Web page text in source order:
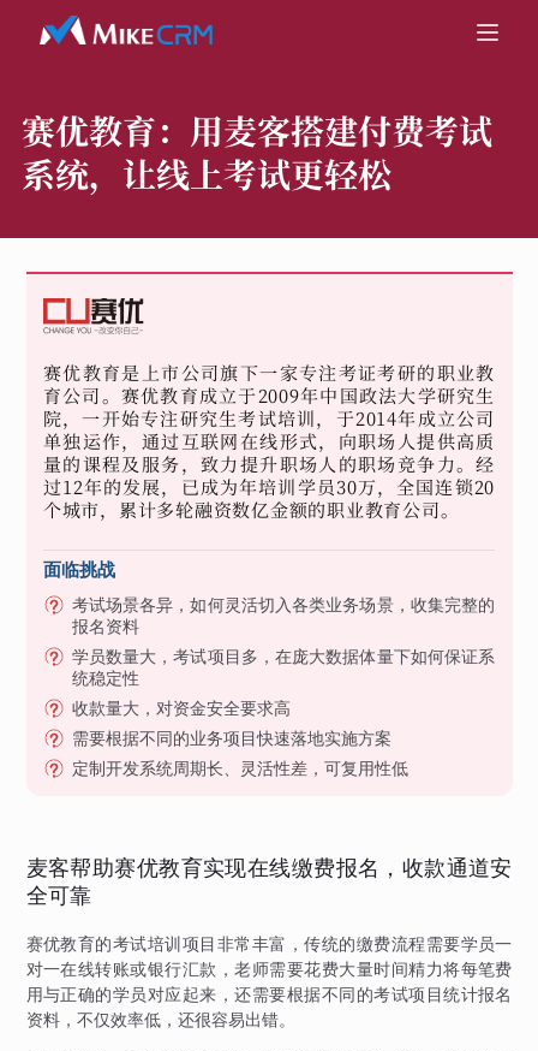
赛优教育： 用麦客搭建付费考试
系统，让线上考试更轻松
赛优教育是上市公司旗下一家专注考证考研的职业教
育公司。赛优教育成立于2009年中国政法大学研究生
院，一开始专注研究生考试培训，于2014年成立公司
单独运作，通过互联网在线形式，向职场人提供高质
量的课程及服务，致力提升职场人的职场竞争力。经
过12年的发展，已成为年培训学员30万，全国连锁20
个城市，累计多轮融资数亿金额的职业教育公司。
面临挑战
考试场景各异，如何灵活切入各类业务场景，收集完整的
报名资料
学员数量大，考试项目多，在庞大数据体量下如何保证系
统稳定性
收款量大，对资金安全要求高
需要根据不同的业务项目快速落地实施方案
定制开发系统周期长、灵活性差，可复用性低
麦客帮助赛优教育实现在线缴费报名，收款通道安
全可靠
赛优教育的考试培训项目非常丰富，传统的缴费流程需要学员一
对一在线转账或银行汇款，老师需要花费大量时间精力将每笔费
用与正确的学员对应起来，还需要根据不同的考试项目统计报名
资料，不仅效率低，还很容易出错。